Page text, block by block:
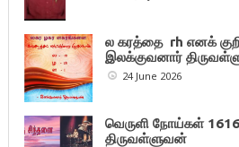
ல கரத்தை rh எனக்
இலக்குவனார்
24 June 2026
வெருளி நோய்கள்
திருவள்ளுவன்